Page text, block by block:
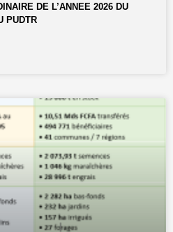
DE L’ANNEE 2026 DU
PUDTR